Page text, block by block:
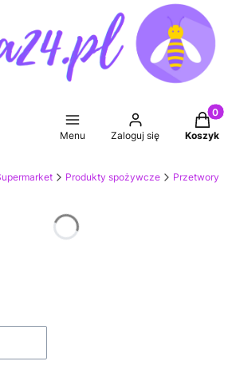
Menu Zaloguj się Koszyk
Produkty spożywcze Przetwory